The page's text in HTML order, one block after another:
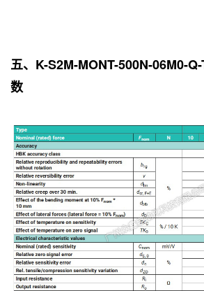
五、K-S2M-MONT-500N-06M0-
数